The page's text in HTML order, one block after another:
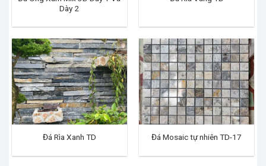
Dày 2
Đá Rìa Xanh TD Đá Mosaic tự nhiên TD-17